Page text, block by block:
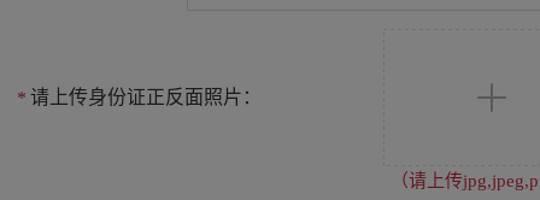
* 请上传身份证正反面照片：
（请上传